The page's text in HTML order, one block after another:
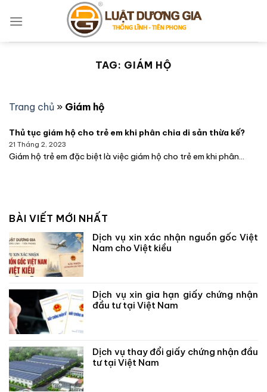
qua
TAG: GIÁM HỘ
Trang chủ » Giám hộ
Thủ tục giám hộ cho trẻ em khi phân chia di sản thừa kế?
21 Tháng 2, 2023
Giám hộ trẻ em đặc biệt là việc giám hộ cho trẻ em khi phân...
BÀI VIẾT MỚI NHẤT
Dịch vụ xin xác nhận nguồn gốc Việt
Nam cho Việt kiều
Dịch vụ xin gia hạn giấy chứng nhận
đầu tư tại Việt Nam
Dịch vụ thay đổi giấy chứng nhận đầu
tư tại Việt Nam